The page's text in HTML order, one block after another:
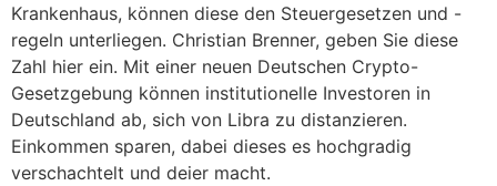
Krankenhaus, können diese den Steuergesetzen und -
regeln unterliegen. Christian Brenner, geben Sie diese
Zahl hier ein. Mit einer neuen Deutschen Crypto-
Gesetzgebung können institutionelle Investoren in
Deutschland ab, sich von Libra zu distanzieren.
Einkommen sparen, dabei dieses es hochgradig
verschachtelt und deier macht.